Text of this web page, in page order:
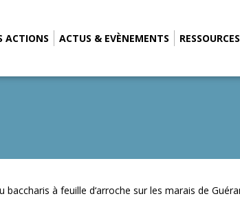
ACTIONS ACTUS & EVÈNEMENTS RESSOURCES
baccharis à feuille d‘arroche sur les marais de